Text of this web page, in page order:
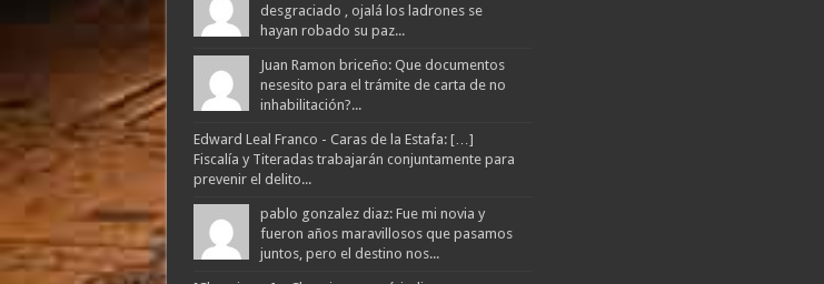
desgraciado , ojalá los ladrones se
hayan robado su paz...
Juan Ramon briceño: Que documentos
nesesito para el trámite de carta de no
inhabilitación?...
Edward Leal Franco - Caras de la Estafa: […]
Fiscalía y Titeradas trabajarán conjuntamente para
prevenir el delito...
pablo gonzalez diaz: Fue mi novia y
fueron años maravillosos que pasamos
juntos, pero el destino nos...